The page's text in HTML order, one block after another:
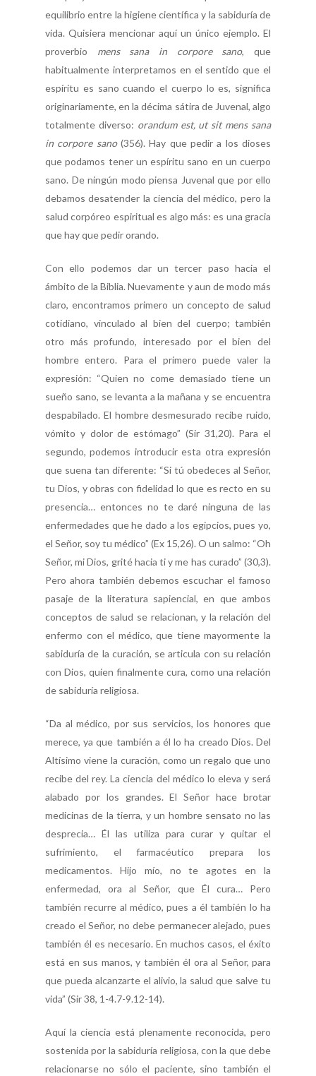
equilibrio entre la higiene científica y la sabiduría de
vida. Quisiera mencionar aquí un único ejemplo. El
proverbio mens sana in corpore sano, que
habitualmente interpretamos en el sentido que el
espíritu es sano cuando el cuerpo lo es, significa
originariamente, en la décima sátira de Juvenal, algo
totalmente diverso: orandum est, ut sit mens sana
in corpore sano (356). Hay que pedir a los dioses
que podamos tener un espíritu sano en un cuerpo
sano. De ningún modo piensa Juvenal que por ello
debamos desatender la ciencia del médico, pero la
salud corpóreo espiritual es algo más: es una gracia
que hay que pedir orando.
Con ello podemos dar un tercer paso hacia el
ámbito de la Biblia. Nuevamente y aun de modo más
claro, encontramos primero un concepto de salud
cotidiano, vinculado al bien del cuerpo; también
otro más profundo, interesado por el bien del
hombre entero. Para el primero puede valer la
expresión: “Quien no come demasiado tiene un
sueño sano, se levanta a la mañana y se encuentra
despabilado. El hombre desmesurado recibe ruido,
vómito y dolor de estómago” (Sir 31,20). Para el
segundo, podemos introducir esta otra expresión
que suena tan diferente: “Si tú obedeces al Señor,
tu Dios, y obras con fidelidad lo que es recto en su
presencia… entonces no te daré ninguna de las
enfermedades que he dado a los egipcios, pues yo,
el Señor, soy tu médico” (Ex 15,26). O un salmo: “Oh
Señor, mi Dios, grité hacia ti y me has curado” (30,3).
Pero ahora también debemos escuchar el famoso
pasaje de la literatura sapiencial, en que ambos
conceptos de salud se relacionan, y la relación del
enfermo con el médico, que tiene mayormente la
sabiduría de la curación, se articula con su relación
con Dios, quien finalmente cura, como una relación
de sabiduría religiosa.
“Da al médico, por sus servicios, los honores que
merece, ya que también a él lo ha creado Dios. Del
Altísimo viene la curación, como un regalo que uno
recibe del rey. La ciencia del médico lo eleva y será
alabado por los grandes. El Señor hace brotar
medicinas de la tierra, y un hombre sensato no las
desprecia… Él las utiliza para curar y quitar el
sufrimiento, el farmacéutico prepara los
medicamentos. Hijo mío, no te agotes en la
enfermedad, ora al Señor, que Él cura… Pero
también recurre al médico, pues a él también lo ha
creado el Señor, no debe permanecer alejado, pues
también él es necesario. En muchos casos, el éxito
está en sus manos, y también él ora al Señor, para
que pueda alcanzarte el alivio, la salud que salve tu
vida” (Sir 38, 1-4.7-9.12-14).
Aquí la ciencia está plenamente reconocida, pero
sostenida por la sabiduría religiosa, con la que debe
relacionarse no sólo el paciente, sino también el